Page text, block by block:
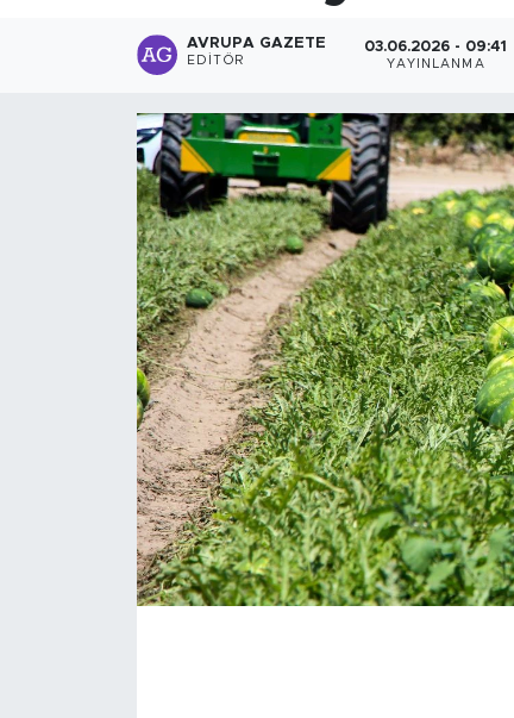
AVRUPA GAZETE
EDITÖR
03.06.2026 - 09:41
YAYINLANMA